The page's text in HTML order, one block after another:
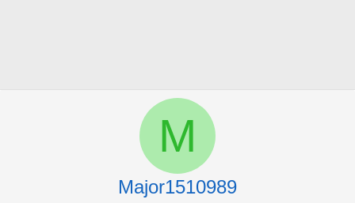
M
Major1510989